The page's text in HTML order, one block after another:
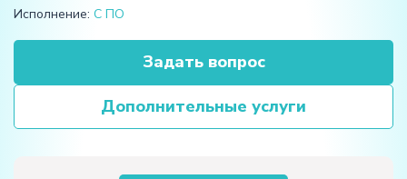
Исполнение: С ПО
Задать вопрос
Дополнительные услуги